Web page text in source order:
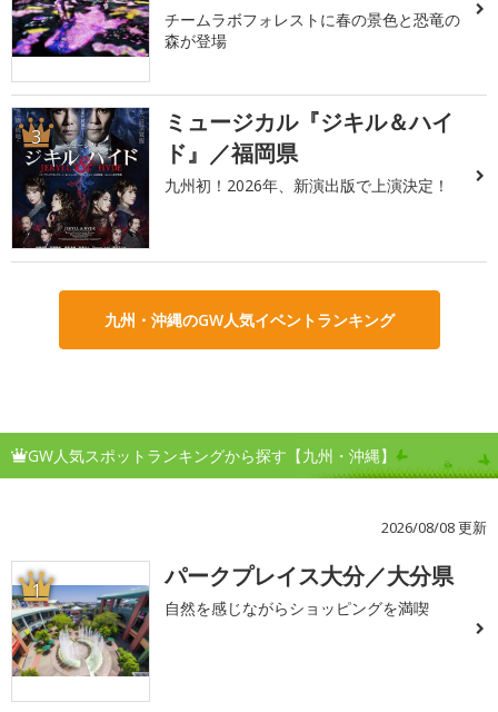
チームラボフォレストに春の景色と恐竜の
森が登場
3
ミュージカル『ジキル＆ハイ
ド』／福岡県
九州初！2026年、新演出版で上演決定！
九州・沖縄のGW人気イベントランキング
GW人気スポットランキングから探す【九州・沖縄】
2026/08/08 更新
1 パークプレイス大分／大分県
自然を感じながらショッピングを満喫